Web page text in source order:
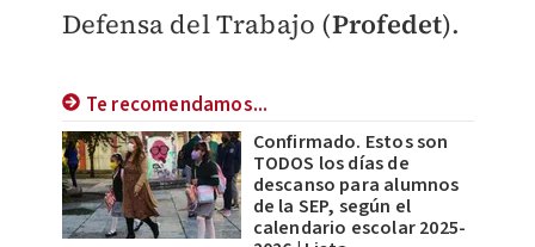
Defensa del Trabajo (Profedet).
Te recomendamos...
Confirmado. Estos son
TODOS los días de
descanso para alumnos
de la SEP, según el
calendario escolar 2025-